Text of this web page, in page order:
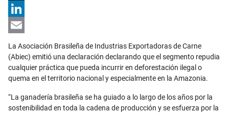
X
LinkedIn
La Asociación Brasileña de Industrias Exportadoras de Carne
(Abiec) emitió una declaración declarando que el segmento repudia
cualquier práctica que pueda incurrir en deforestación ilegal o
quema en el territorio nacional y especialmente en la Amazonia.
“La ganadería brasileña se ha guiado a lo largo de los años por la
sostenibilidad en toda la cadena de producción y se esfuerza por la